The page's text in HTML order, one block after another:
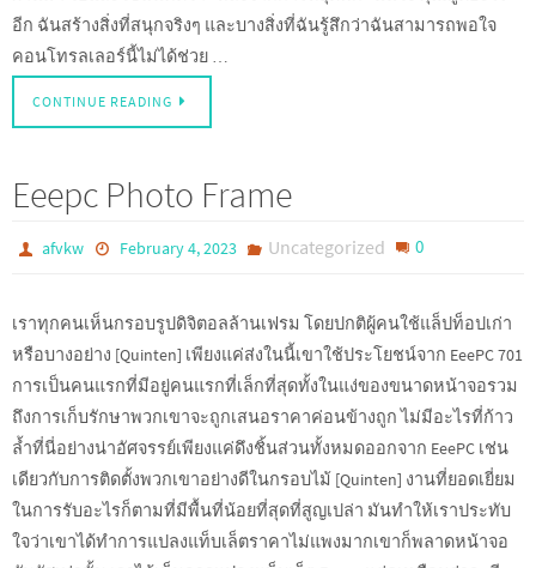
อีก ฉันสร้างสิ่งที่สนุกจริงๆ และบางสิ่งที่ฉันรู้สึกว่าฉันสามารถพอใจ
คอนโทรลเลอร์นี้ไม่ได้ช่วย …
CONTINUE READING
Eeepc Photo Frame
afvkw February 4, 2023 Uncategorized 0
เราทุกคนเห็นกรอบรูปดิจิตอลล้านเฟรม โดยปกติผู้คนใช้แล็ปท็อปเก่า
หรือบางอย่าง [Quinten] เพียงแค่ส่งในนี้เขาใช้ประโยชน์จาก EeePC 701
การเป็นคนแรกที่มีอยู่คนแรกที่เล็กที่สุดทั้งในแง่ของขนาดหน้าจอรวม
ถึงการเก็บรักษาพวกเขาจะถูกเสนอราคาค่อนข้างถูก ไม่มีอะไรที่ก้าว
ล้ำที่นี่อย่างน่าอัศจรรย์เพียงแค่ดึงชิ้นส่วนทั้งหมดออกจาก EeePC เช่น
เดียวกับการติดตั้งพวกเขาอย่างดีในกรอบไม้ [Quinten] งานที่ยอดเยี่ยม
ในการรับอะไรก็ตามที่มีพื้นที่น้อยที่สุดที่สูญเปล่า มันทำให้เราประทับ
ใจว่าเขาได้ทำการแปลงแท็บเล็ตราคาไม่แพงมากเขาก็พลาดหน้าจอ